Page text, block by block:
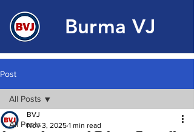
Burma VJ
Post
All Posts
All Posts
BVJ
Nov 3, 2025 1 min read